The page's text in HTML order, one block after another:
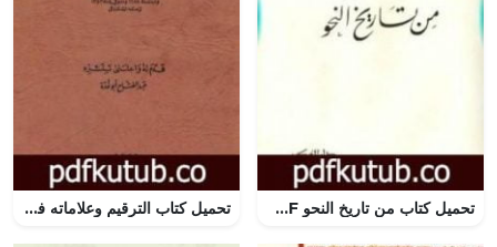
تحميل كتاب من تاريخ النحو PDF تأليف سعيد الأفغاني مجانا [كامل] تحميل كتاب الترقيم وعلاماته في اللغة العربية PDF تأليف عبد الفتاح أبو غدة مجانا [كامل]